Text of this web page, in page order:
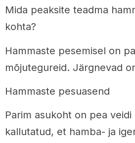
Mida peaksite teadma
kohta?
Hammaste pesemisel on
mõjutegureid. Järgnevad
Hammaste pesuasend
Parim asukoht on pea
kallutatud, et hamba- ja